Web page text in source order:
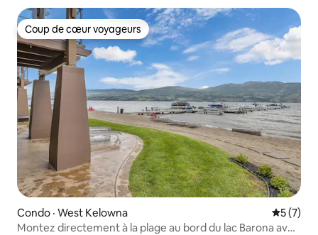
Coup de cœur voyageurs
Coup de cœur voyageurs
Condo · West Kelowna Note
5 (7)
Montez directement à la plage au bord du lac Barona avec